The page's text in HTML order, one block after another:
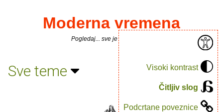
Visoki kontrast
Čitljiv slog
Podcrtane poveznice
Moderna vremena
Pogledaj... sve je puno knjiga.
Sve teme